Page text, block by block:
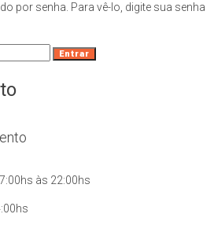
por senha. Para vê-lo, digite sua senha
às 22:00hs